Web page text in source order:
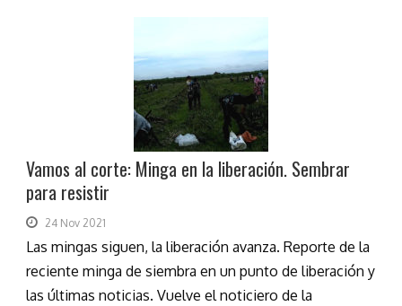
Vamos al corte: Minga en la liberación. Sembrar
para resistir
24 Nov 2021
Las mingas siguen, la liberación avanza. Reporte de la
reciente minga de siembra en un punto de liberación y
las últimas noticias. Vuelve el noticiero de la